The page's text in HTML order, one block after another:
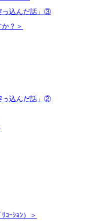
っ込んだ話」③
？＞
っ込んだ話」②
ｺｰｼｮﾝ）＞